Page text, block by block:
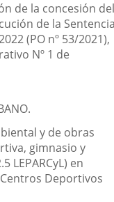
de la concesión del
de la
(PO nº 53/2021),
Nº 1 de
y de obras
gimnasio y
LEPARCyL) en
Deportivos